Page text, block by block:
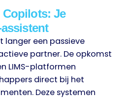
Copilots: Je
langer een passieve
partner. De opkomst
LIMS-platformen
direct bij het
Deze systemen